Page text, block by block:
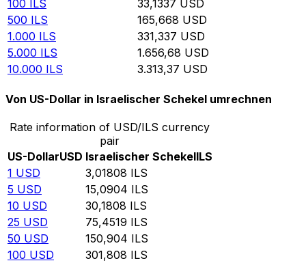
100 ILS 33,1337 USD
500 ILS 165,668 USD
1.000 ILS 331,337 USD
5.000 ILS 1.656,68 USD
10.000 ILS 3.313,37 USD
Von US-Dollar in Israelischer Schekel umrechnen
Rate information of USD/ILS currency
pair
US-DollarUSD Israelischer SchekelILS
1 USD 3,01808 ILS
5 USD 15,0904 ILS
10 USD 30,1808 ILS
25 USD 75,4519 ILS
50 USD 150,904 ILS
100 USD 301,808 ILS